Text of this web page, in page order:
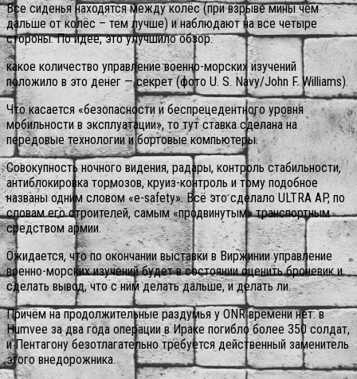
Все сиденья находятся между колёс (при взрыве мины чем
дальше от колёс – тем лучше) и наблюдают на все четыре
стороны. По идее, это улучшило обзор.
какое количество управление военно-морских изучений
положило в это денег — секрет (фото U. S. Navy/John F. Williams).
Что касается «безопасности и беспрецедентного уровня
мобильности в эксплуатации», то тут ставка сделана на
передовые технологии и бортовые компьютеры.
Совокупность ночного видения, радары, контроль стабильности,
антиблокировка тормозов, круиз-контроль и тому подобное
названы одним словом «e-safety». Всё это сделало ULTRA AP, по
словам его строителей, самым «продвинутым» транспортным
средством армии.
Ожидается, что по окончании выставки в Виржинии управление
военно-морских изучений будет в состоянии оценить броневик и
сделать вывод, что с ним делать дальше, и делать ли.
Причём на продолжительные раздумья у ONR времени нет: в
Humvee за два года операции в Ираке погибло более 350 солдат,
и Пентагону безотлагательно требуется действенный заменитель
этого внедорожника.